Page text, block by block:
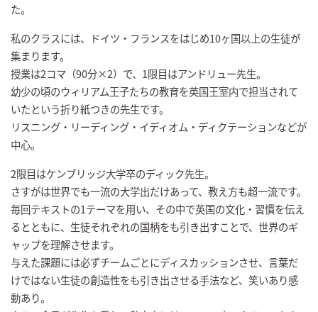
た。
私のクラスには、ドイツ・フランスをはじめ10ヶ国以上の生徒が
集まります。
授業は2コマ（90分×2）で、1限目はアンドリュー先生。
幼少の頃のウィリアム王子たちの教育を英国王室内で担当されて
いたという折り紙つきの先生です。
リスニング・リーディング・イディオム・ディクテーションなどが
中心。
2限目はケンブリッジ大学卒のディック先生。
さすがは世界でも一流の大学出だけあって、教え方も超一流です。
毎回テキストの1テーマを用い、その中で英国の文化・習慣を伝え
るとともに、生徒それぞれの国柄をも引き出すことで、世界のギ
ャップを理解させます。
与えた課題には必ずチームごとにディスカッションさせ、言葉だ
けではない生徒の創造性をも引き出させる手法など、笑いあり感
動あり。